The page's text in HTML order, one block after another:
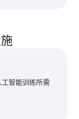
智能训练所需